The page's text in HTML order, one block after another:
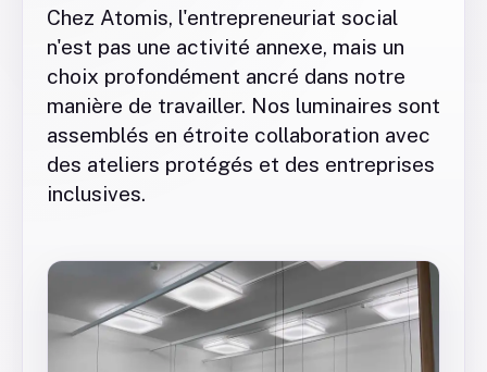
Chez Atomis, l'entrepreneuriat social
n'est pas une activité annexe, mais un
choix profondément ancré dans notre
manière de travailler. Nos luminaires sont
assemblés en étroite collaboration avec
des ateliers protégés et des entreprises
inclusives.